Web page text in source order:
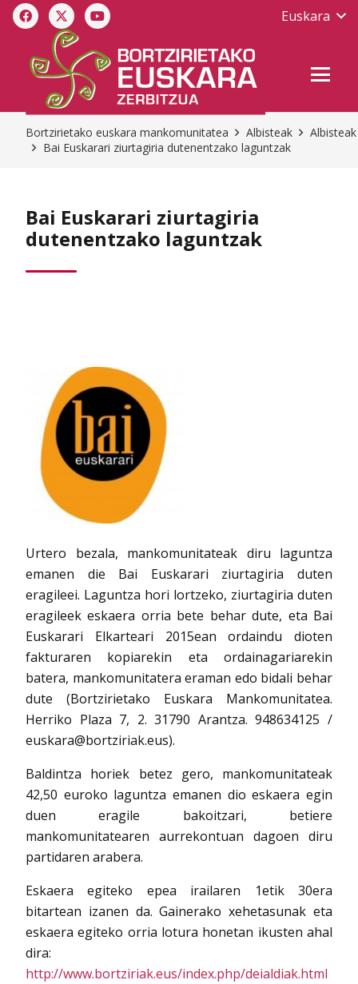
Euskara
Bortzirietako euskara mankomunitatea Albisteak
Albisteak
Bai Euskarari ziurtagiria dutenentzako laguntzak
Bai Euskarari ziurtagiria
dutenentzako laguntzak
Urtero bezala, mankomunitateak diru laguntza
emanen die Bai Euskarari ziurtagiria duten
eragileei. Laguntza hori lortzeko, ziurtagiria duten
eragileek eskaera orria bete behar dute, eta Bai
Euskarari Elkarteari 2015ean ordaindu dioten
fakturaren kopiarekin eta ordainagariarekin
batera, mankomunitatera eraman edo bidali behar
dute (Bortzirietako Euskara Mankomunitatea.
Herriko Plaza 7, 2. 31790 Arantza. 948634125 /
euskara@bortziriak.eus).
Baldintza horiek betez gero, mankomunitateak
42,50 euroko laguntza emanen dio eskaera egin
duen eragile bakoitzari, betiere
mankomunitatearen aurrekontuan dagoen diru
partidaren arabera.
Eskaera egiteko epea irailaren 1etik 30era
bitartean izanen da. Gainerako xehetasunak eta
eskaera egiteko orria lotura honetan ikusten ahal
dira:
http://www.bortziriak.eus/index.php/deialdiak.html